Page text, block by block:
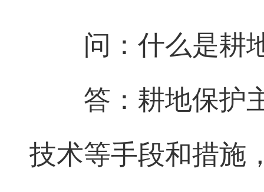
问：什么是耕
答：耕地保护
技术等手段和措施